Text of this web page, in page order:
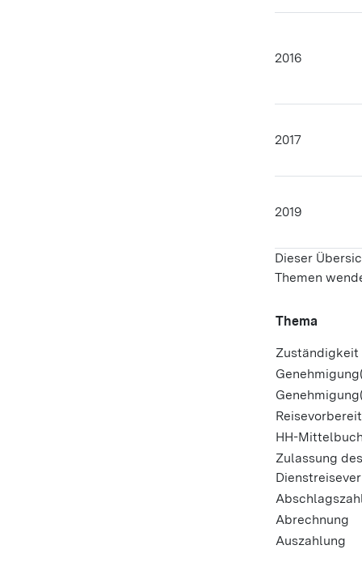
2016
2017
2019
Dieser
Themen
Thema
Zuständigkeit
HH-
Zulassung
Abrechnung
Auszahlung